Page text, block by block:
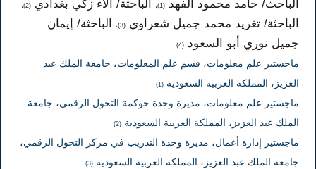
الباحث/ حامد محمود الفهد (1)، الباحثة/ آلاء زكي بغدادي (2)،
الباحثة/ تغريد محمد جميل شعراوي (3)،
الباحثة/ إيمان
جميل نوري أبو السعود (4)
ماجستير علم معلومات، قسم علم المعلومات، جامعة الملك عبد
العزيز، المملكة العربية السعودية (1)
ماجستير علم معلومات، مديرة وحدة حوكمة التحول الرقمي، جامعة
الملك عبد العزيز، المملكة العربية السعودية (2)
ماجستير إدارة أعمال، مديرة وحدة التدريب في مركز التحول الرقمي،
جامعة الملك عبد العزيز، المملكة العربية السعودية (3)